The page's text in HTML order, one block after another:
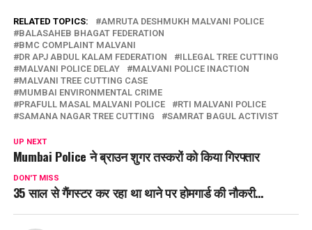
RELATED TOPICS:
AMRUTA DESHMUKH MALVANI POLICE
BALASAHEB BHAGAT FEDERATION
BMC COMPLAINT MALVANI
DR APJ ABDUL KALAM FEDERATION
ILLEGAL TREE CUTTING
MALVANI POLICE DELAY
MALVANI POLICE INACTION
MALVANI TREE CUTTING CASE
MUMBAI ENVIRONMENTAL CRIME
PRAFULL MASAL MALVANI POLICE
RTI MALVANI POLICE
SAMANA NAGAR TREE CUTTING
SAMRAT BAGUL ACTIVIST
UP NEXT
Mumbai Police ने ब्राउन शुगर तस्करों को किया गिरफ्तार
DON'T MISS
35 साल से गैंगस्टर कर रहा था थाने पर होमगार्ड की नौकरी…